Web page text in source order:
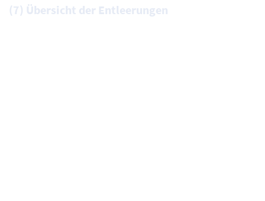
(7) Übersicht der Entleerungen